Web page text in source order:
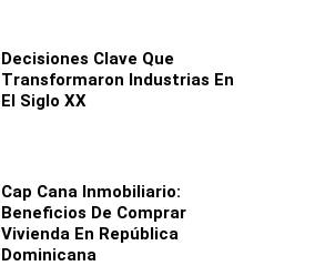
Decisiones Clave Que
Transformaron Industrias En
El Siglo XX
Cap Cana Inmobiliario:
Beneficios De Comprar
Vivienda En República
Dominicana